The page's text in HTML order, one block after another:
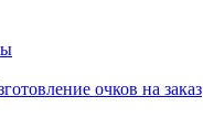
очков на заказ